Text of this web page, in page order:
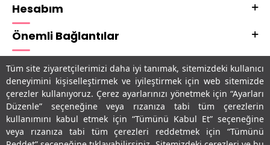
Tüm site ziyaretçilerimizi daha iyi tanımak, sitemizdeki kullanıcı
deneyimini kişiselleştirmek ve iyileştirmek için web sitemizde
çerezler kullanıyoruz. Çerez ayarlarınızı yönetmek için “Ayarları
Düzenle” seçeneğine veya rızanıza tabi tüm çerezlerin
kullanımını kabul etmek için “Tümünü Kabul Et” seçeneğine
veya rızanıza tabi tüm çerezleri reddetmek için “Tümünü
Hesabım
Önemli Bağlantılar
Adres & İletişim
Uygulamalarımız